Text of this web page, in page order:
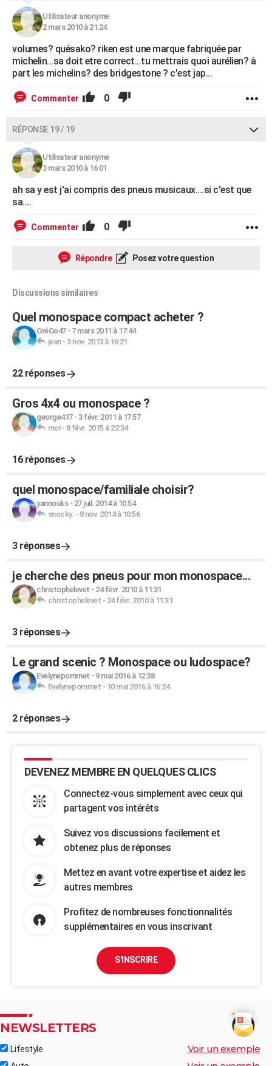
Utilisateur anonyme
2 mars 2010 à 21:24
volumes? quésako? riken est une marque fabriquée par
michelin...sa doit etre correct...tu mettrais quoi aurélien? à
part les michelins? des bridgestone ? c'est jap...
Commenter 0
RÉPONSE 19 / 19
Utilisateur anonyme
3 mars 2010 à 16:01
ah sa y est j'ai compris des pneus musicaux....si c'est que
sa....
Commenter 0
Répondre Posez votre question
Discussions similaires
Quel monospace compact acheter ?
GréGo47- 7 mars 2011 à 17:44
jean- 3 nov. 2013 à 16:21
22 réponses
Gros 4x4 ou monospace ?
george417- 3 févr. 2011 à 17:57
moi- 8 févr. 2015 à 22:34
16 réponses
quel monospace/familiale choisir?
yannouks- 27 juil. 2014 à 10:54
snocky. - 8 nov. 2014 à 10:56
3 réponses
je cherche des pneus pour mon monospace...
christophelevet - 24 févr. 2010 à 11:31
christophelevet - 24 févr. 2010 à 11:31
3 réponses
Le grand scenic ? Monospace ou ludospace?
Evelynepommet - 9 mai 2016 à 12:38
Evelynepommet - 10 mai 2016 à 16:24
2 réponses
DEVENEZ MEMBRE EN QUELQUES CLICS
Connectez-vous simplement avec ceux qui
partagent vos intérêts
Suivez vos discussions facilement et
obtenez plus de réponses
Mettez en avant votre expertise et aidez les
autres membres
Profitez de nombreuses fonctionnalités
supplémentaires en vous inscrivant
S'INSCRIRE
NEWSLETTERS
Lifestyle Voir un exemple